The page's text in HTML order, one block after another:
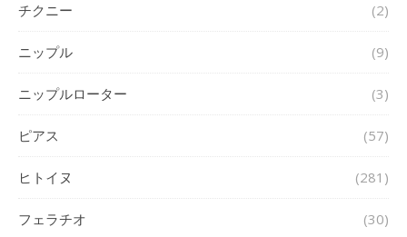
チクニー (2)
ニップル (9)
ニップルローター (3)
ピアス (57)
ヒトイヌ (281)
フェラチオ (30)